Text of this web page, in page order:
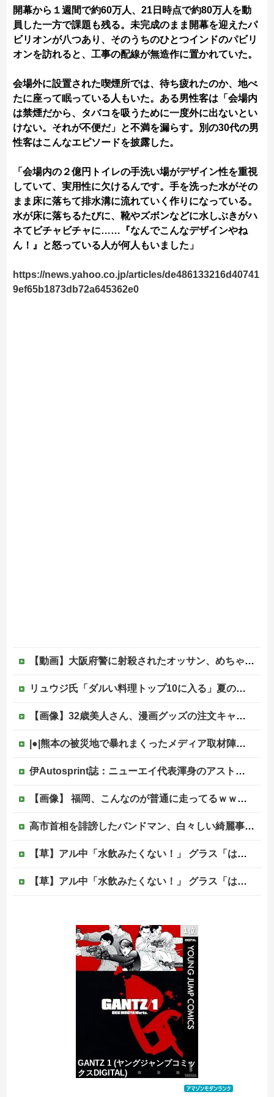
開幕から１週間で約60万人、21日時点で約80万人を動
員した一方で課題も残る。未完成のまま開幕を迎えたパ
ビリオンが八つあり、そのうちのひとつインドのパビリ
オンを訪れると、工事の配線が無造作に置かれていた。
会場外に設置された喫煙所では、待ち疲れたのか、地べ
たに座って眠っている人もいた。ある男性客は「会場内
は禁煙だから、タバコを吸うために一度外に出ないとい
けない。それが不便だ」と不満を漏らす。別の30代の男
性客はこんなエピソードを披露した。
「会場内の２億円トイレの手洗い場がデザイン性を重視
していて、実用性に欠けるんです。手を洗った水がその
まま床に落ちて排水溝に流れていく作りになっている。
水が床に落ちるたびに、靴やズボンなどに水しぶきがハ
ネてビチャビチャに……『なんでこんなデザインやね
ん！』と怒っている人が何人もいました」
https://news.yahoo.co.jp/articles/de486133216d40741
9ef65b1873db72a645362e0
【動画】大阪府警に射殺されたオッサン、めちゃめちゃ苦しそうに死ぬ
リュウジ氏「ダルい料理トップ10に入る」夏の定番料理は冷やし中華 「あり得ないほどダルい」
【画像】32歳美人さん、漫画グッズの注文キャンセルを43億円分繰り返しまくり逮捕
|●|熊本の被災地で暴れまくったメディア取材陣、堪忍袋の緒が切れた地元住民が苦情を寄せまくった結果……
伊Autosprint誌：ニューエイ代表渾身のアストンマーチンAMR26を改善に導いた最大の功労者はカルディレ他
【画像】 福岡、こんなのが普通に走ってるｗｗｗｗｗｗｗｗｗｗｗｗｗｗｗｗｗｗｗｗｗｗｗｗｗｗｗｗｗｗｗｗｗｗｗｗｗｗｗｗ
高市首相を誹謗したバンドマン、白々しい綺麗事を吐きまくっていたが実際の所業が発覚してしまい……
【草】アル中「水飲みたくない！」 グラス「はい転倒」
【草】アル中「水飲みたくない！」 グラス「はい転倒」
【事件】総額43億円超、人気アニメグッズを"大量注文しキャンセル"女逮捕…ネット「オンラインショップを売り切れ状態にして商品相場を操作してたので...
【動画】中国の山道で撮影された恐怖映像が(((ﾟДﾟ)))
【移民政策反対】イオンの売り場で唐揚げを食う中国人の子供
1位
GANTZ 1 (ヤングジャンプコミッ
クスDIGITAL)
価格：¥100